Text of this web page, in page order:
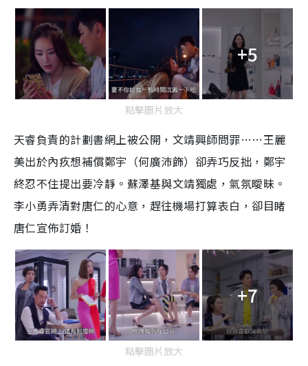
+5
點擊圖片放大
天睿負責的計劃書網上被公開，文靖興師問罪……王麗
美出於內疚想補償鄭宇（何廣沛飾）卻弄巧反拙，鄭宇
終忍不住提出要冷靜。蘇澤基與文靖獨處，氣氛曖昧。
李小勇弄清對唐仁的心意，趕往機場打算表白，卻目睹
唐仁宣佈訂婚！
+7
點擊圖片放大